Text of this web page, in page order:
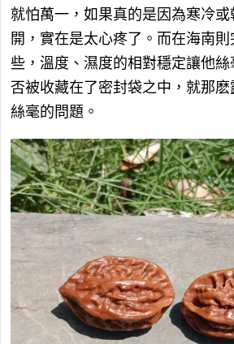
就怕萬一，如果真的是因為寒冷
開，實在是太心疼了。而在海南
些，溫度、濕度的相對穩定讓他
否被收藏在了密封袋之中，就那
絲毫的問題。